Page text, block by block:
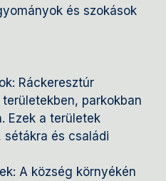
és szokások
Ráckeresztúr
parkokban
Ezek a területek
sétákra és családi
A község környékén